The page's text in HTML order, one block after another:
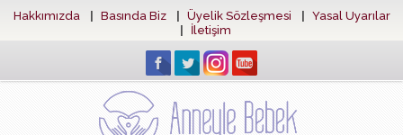
Hakkımızda Basında Biz Üyelik Sözleşmesi
Yasal Uyarılar
İletişim